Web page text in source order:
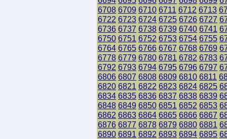
6708 6709 6710 6711 6712 6713
6722 6723 6724 6725 6726 6727
6736 6737 6738 6739 6740 6741
6750 6751 6752 6753 6754 6755
6764 6765 6766 6767 6768 6769
6778 6779 6780 6781 6782 6783
6792 6793 6794 6795 6796 6797
6806 6807 6808 6809 6810 6811
6820 6821 6822 6823 6824 6825
6834 6835 6836 6837 6838 6839
6848 6849 6850 6851 6852 6853
6862 6863 6864 6865 6866 6867
6876 6877 6878 6879 6880 6881
6890 6891 6892 6893 6894 6895